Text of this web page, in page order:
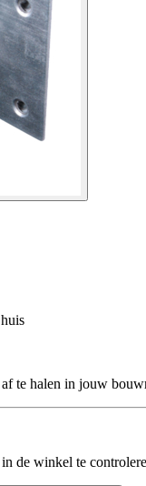
af te halen in jouw
de winkel te